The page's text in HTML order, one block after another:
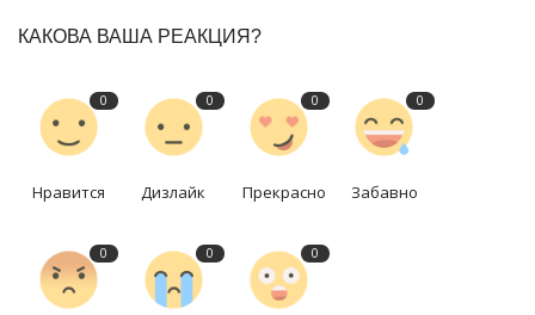
КАКОВА ВАША РЕАКЦИЯ?
0
Нравится
0
Дизлайк
0
Прекрасно
0
Забавно
0 0 0